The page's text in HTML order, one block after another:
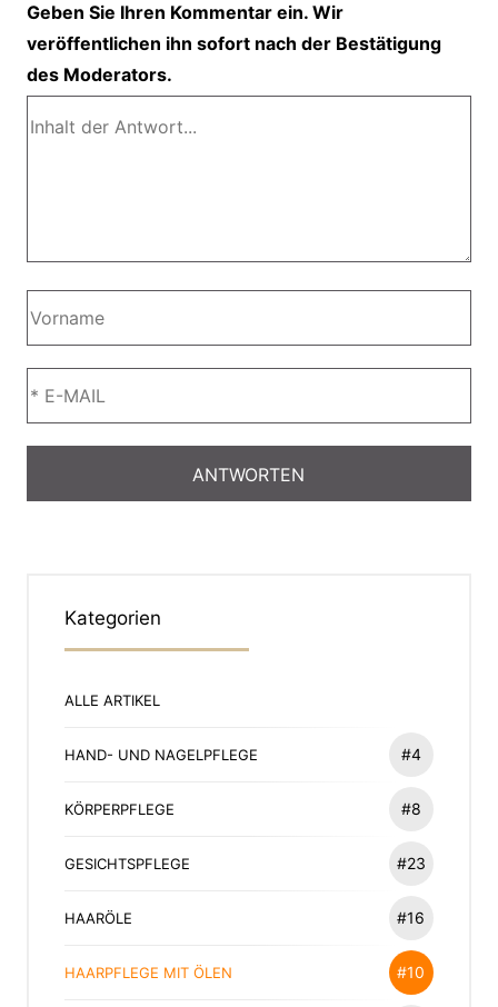
Geben Sie Ihren Kommentar ein. Wir
veröffentlichen ihn sofort nach der Bestätigung
des Moderators.
Kategorien
ALLE ARTIKEL
HAND- UND NAGELPFLEGE #4
KÖRPERPFLEGE #8
GESICHTSPFLEGE #23
HAARÖLE #16
HAARPFLEGE MIT ÖLEN #10